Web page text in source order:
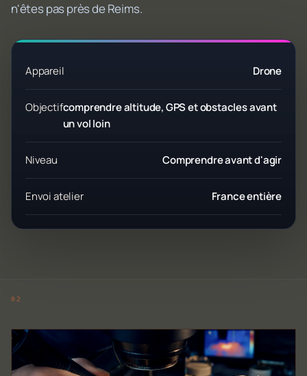
n'êtes pas près de Reims.
Appareil Drone
Objectifcomprendre altitude, GPS et obstacles avant
un vol loin
Niveau Comprendre avant d'agir
Envoi atelier France entière